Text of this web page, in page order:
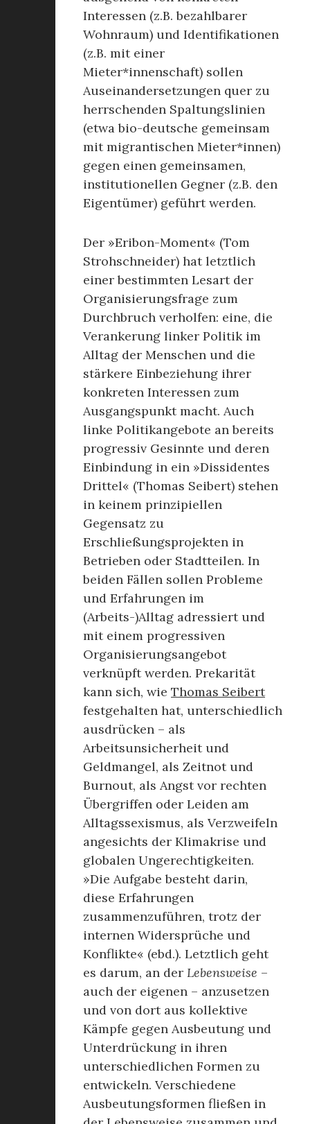
Interessen (z.B. bezahlbarer
Wohnraum) und Identifikationen
(z.B. mit einer
Mieter*innenschaft) sollen
Auseinandersetzungen quer zu
herrschenden Spaltungslinien
(etwa bio-deutsche gemeinsam
mit migrantischen Mieter*innen)
gegen einen gemeinsamen,
institutionellen Gegner (z.B. den
Eigentümer) geführt werden.
Der »Eribon-Moment« (Tom
Strohschneider) hat letztlich
einer bestimmten Lesart der
Organisierungsfrage zum
Durchbruch verholfen: eine, die
Verankerung linker Politik im
Alltag der Menschen und die
stärkere Einbeziehung ihrer
konkreten Interessen zum
Ausgangspunkt macht. Auch
linke Politikangebote an bereits
progressiv Gesinnte und deren
Einbindung in ein »Dissidentes
Drittel« (Thomas Seibert) stehen
in keinem prinzipiellen
Gegensatz zu
Erschließungsprojekten in
Betrieben oder Stadtteilen. In
beiden Fällen sollen Probleme
und Erfahrungen im
(Arbeits-)Alltag adressiert und
mit einem progressiven
Organisierungsangebot
verknüpft werden. Prekarität
kann sich, wie Thomas Seibert
festgehalten hat, unterschiedlich
ausdrücken – als
Arbeitsunsicherheit und
Geldmangel, als Zeitnot und
Burnout, als Angst vor rechten
Übergriffen oder Leiden am
Alltagssexismus, als Verzweifeln
angesichts der Klimakrise und
globalen Ungerechtigkeiten.
»Die Aufgabe besteht darin,
diese Erfahrungen
zusammenzuführen, trotz der
internen Widersprüche und
Konflikte« (ebd.). Letztlich geht
es darum, an der Lebensweise –
auch der eigenen – anzusetzen
und von dort aus kollektive
Kämpfe gegen Ausbeutung und
Unterdrückung in ihren
unterschiedlichen Formen zu
entwickeln. Verschiedene
Ausbeutungsformen fließen in